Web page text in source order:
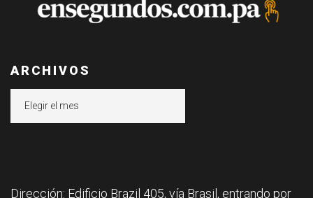
ARCHIVOS
Dirección: Edificio Brazil 405, vía Brasil, entrando por